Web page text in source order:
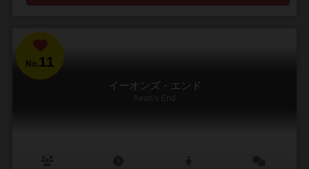
No.11
イーオンズ・エンド
Aeon's End